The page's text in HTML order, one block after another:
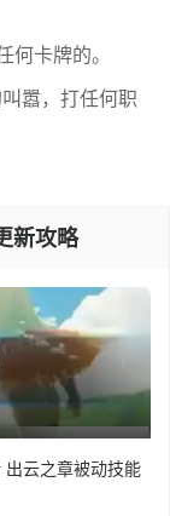
卡牌的。
嚣，打任何职
新攻略
出云之章被动技能